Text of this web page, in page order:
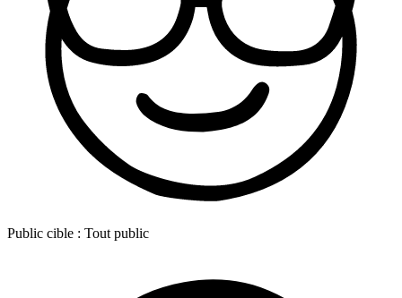
Public cible : Tout public